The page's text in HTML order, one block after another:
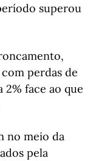
superou
perdas de
2% face ao que
no meio da
pela